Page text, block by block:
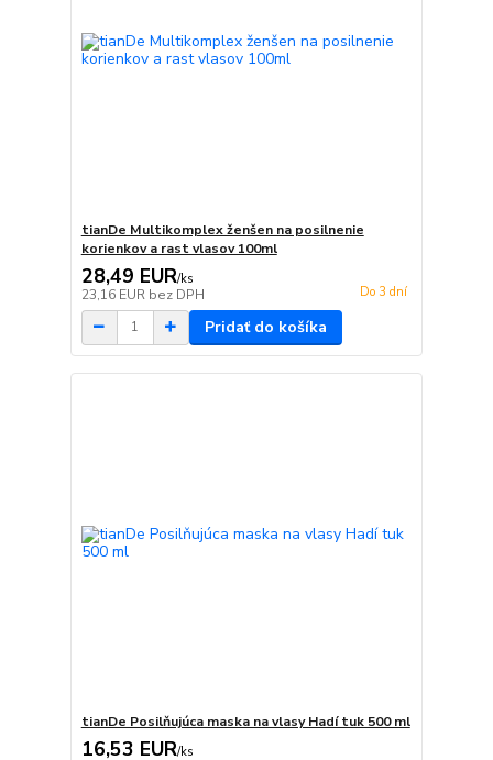
tianDe Multikomplex ženšen na posilnenie
korienkov a rast vlasov 100ml
28,49 EUR/ks
23,16 EUR bez DPH Do 3 dní
Pridať do košíka
tianDe Posilňujúca maska na vlasy Hadí tuk 500 ml
16,53 EUR/ks